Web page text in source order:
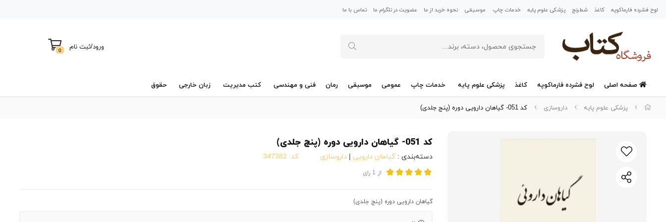
لوح فشرده فارماکوپه کاغذ شطرنج پزشکی علوم پایه خدمات چاپ موسیقی نحوه خرید از ما عضویت در تلگرام ما تماس با ما
ورود/ثبت نام 0
صفحه اصلی لوح فشرده فارماکوپه کاغذ پزشکی علوم پایه خدمات چاپ عمومی موسیقی رمان فنی و مهندسی کتب مدیریت زبان خارجی حقوق
پزشکی علوم پایه داروسازی کد 051- گیاهان دارویی دوره (پنج جلدی)
کد 051- گیاهان دارویی دوره (پنج جلدی)
دسته‌بندی : گیاهان دارویی | داروسازی کد:
از 1 رای
گیاهان دارویی دوره (پنج جلدی)